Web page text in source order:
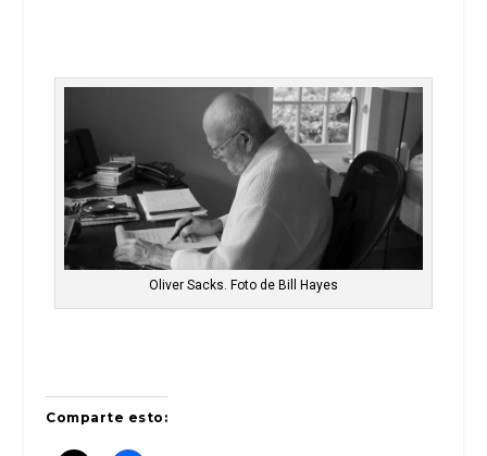
Oliver Sacks. Foto de Bill Hayes
Comparte esto: